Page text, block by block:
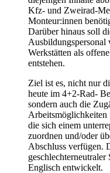
Kfz- und Zweirad-
Monteur:innen
Darüber hinaus soll
Werkstätten als
entstehen.
Ziel ist es, nicht nur
heute im 4+2-Rad-
sondern auch die
Arbeitsmöglichkeiten
die sich einem
zuordnen und/oder
Abschluss verfügen.
geschlechterneutraler
Englisch entwickelt.